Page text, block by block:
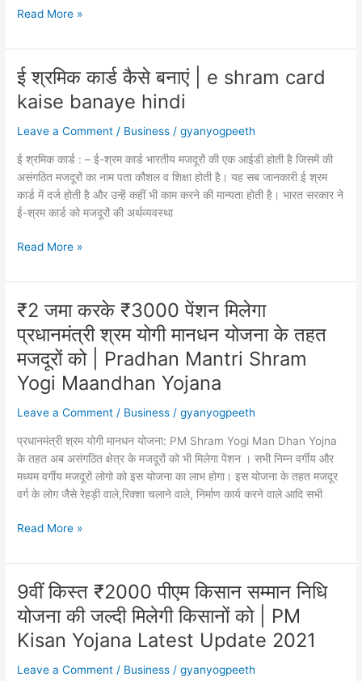
Yojana
Hai
आयुष्मान
कैसे
बनवाएं
|
आयुष्मान
योजना
के
फायदे
Read More »
ई श्रमिक कार्ड कैसे बनाएं | e shram card
kaise banaye hindi
Leave a Comment / Business /gyanyogpeeth
ई श्रमिक कार्ड : – ई-श्रम कार्ड भारतीय मजदूरों की एक आईडी होती है जिसमें की
असंगठित मजदूरों का नाम पता कौशल व शिक्षा होती है। यह सब जानकारी ई श्रम
कार्ड में दर्ज होती है और उन्हें कहीं भी काम करने की मान्यता होती है। भारत सरकार ने
ई-श्रम कार्ड को मजदूरों की अर्थव्यवस्था
ई
कार्ड
कैसे
बनाएं
|
e
shram
card
kaise
hindi
Read More »
₹2 जमा करके ₹3000 पेंशन मिलेगा
प्रधानमंत्री श्रम योगी मानधन योजना के तहत
मजदूरों को | Pradhan Mantri Shram
Yogi Maandhan Yojana
Leave a Comment / Business /gyanyogpeeth
प्रधानमंत्री श्रम योगी मानधन योजना: PM Shram Yogi Man Dhan Yojna
के तहत अब असंगठित क्षेत्र के मजदूरों को भी मिलेगा पेंशन । सभी निम्न वर्गीय और
मध्यम वर्गीय मजदूरों लोगो को इस योजना का लाभ होगा। इस योजना के तहत मजदूर
वर्ग के लोग जैसे रेहड़ी वाले,रिक्शा चलाने वाले, निर्माण कार्य करने वाले आदि सभी
₹2
करके
₹3000
पेंशन
मिलेगा
प्रधानमंत्री
योगी
Read More »
9वीं किस्त ₹2000 पीएम किसान सम्मान निधि
योजना की जल्दी मिलेगी किसानों को | PM
Kisan Yojana Latest Update 2021
Leave a Comment / Business /gyanyogpeeth